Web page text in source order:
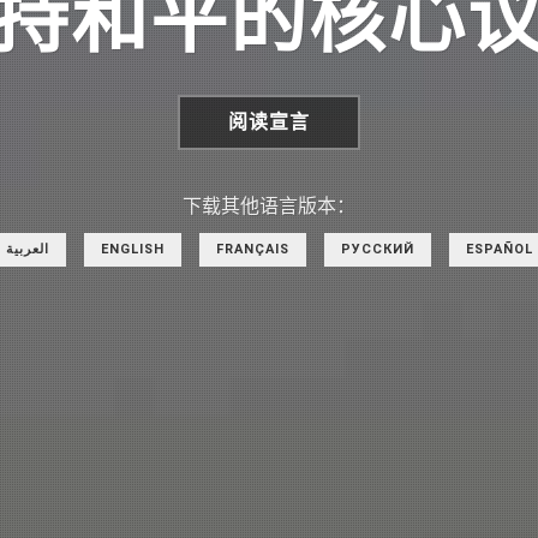
和平的核心
阅读宣言
下载其他语言版本：
العربية ENGLISH FRANÇAIS РУССКИЙ ESPAÑOL